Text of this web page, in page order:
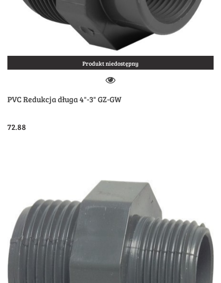
Produkt niedostępny
PVC Redukcja długa 4"-3" GZ-GW
72.88